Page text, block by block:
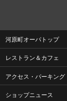
河原町オーパトップ
レストラン＆カフェ
アクセス・パーキング
ショップニュース